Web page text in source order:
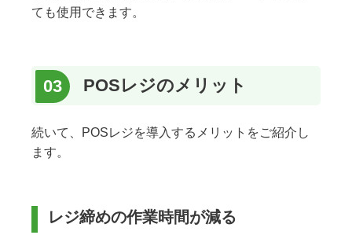
ても使用できます。
POSレジのメリット
続いて、POSレジを導入するメリットをご紹介し
ます。
レジ締めの作業時間が減る